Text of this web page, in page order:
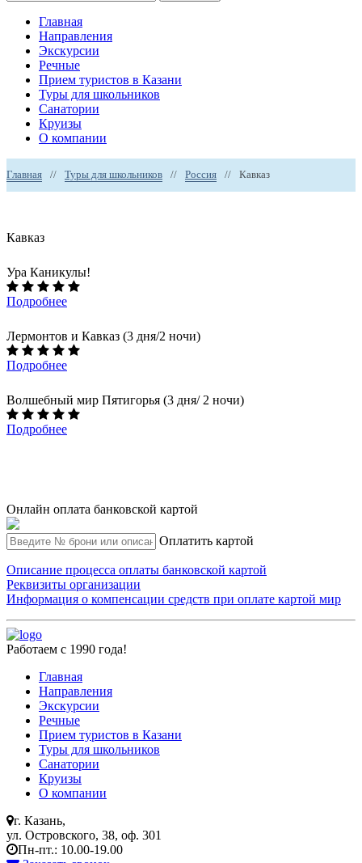
Главная
Направления
Экскурсии
Речные
Прием туристов в Казани
Туры для школьников
Санатории
Круизы
О компании
Главная // Туры для школьников // Россия // Кавказ
Кавказ
Ура Каникулы!
Подробнее
Лермонтов и Кавказ (3 дня/2 ночи)
Подробнее
Волшебный мир Пятигорья (3 дня/ 2 ночи)
Подробнее
Онлайн оплата банковской картой
Оплатить картой
Описание процесса оплаты банковской картой
Реквизиты организации
Информация о компенсации средств при оплате картой мир
Работаем с 1990 года!
Главная
Направления
Экскурсии
Речные
Прием туристов в Казани
Туры для школьников
Санатории
Круизы
О компании
г. Казань,
ул. Островского, 38, оф. 301
Пн-пт.: 10.00-19.00